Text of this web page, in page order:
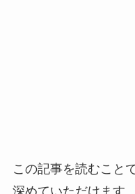
この記事を読むこと